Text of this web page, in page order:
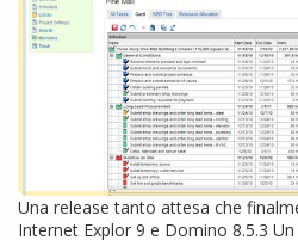
Una release tanto attesa che
Internet Explor 9 e Domino 8.5.3